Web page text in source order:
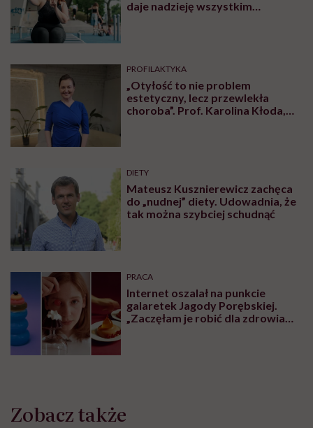
daje nadzieję wszystkim
PROFILAKTYKA
„Otyłość to nie problem
estetyczny, lecz przewlekła
choroba”. Prof. Karolina Kłoda,
DIETY
Mateusz Kusznierewicz zachęca
do „nudnej” diety. Udowadnia, że
tak można szybciej schudnąć
PRACA
Internet oszalał na punkcie
galaretek Jagody Porębskiej.
„Zaczęłam je robić dla zdrowia
Zobacz także